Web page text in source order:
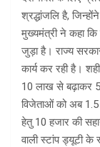
श्रद्धांजलि है,
मुख्यमंत्री ने कहा
जुड़ा है। राज्य
कार्य कर रही है।
10 लाख से बढ़ाकर
विजेताओं को अब 1.5
हेतु 10 हजार की
वाली स्टांप ड्यूटी